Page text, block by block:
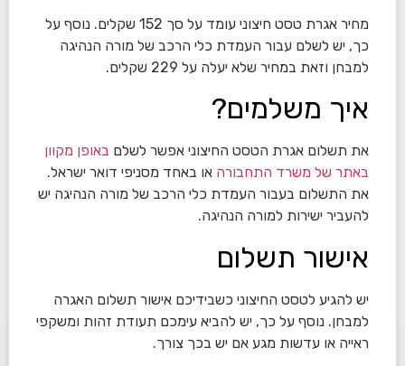
מחיר אגרת טסט חיצוני עומד על סך 152 שקלים. נוסף על
כך, יש לשלם עבור העמדת כלי הרכב של מורה הנהיגה
למבחן וזאת במחיר שלא יעלה על 229 שקלים.
איך משלמים?
את תשלום אגרת הטסט החיצוני אפשר לשלם באופן מקוון
באתר של משרד התחבורה או באחד מסניפי דואר ישראל.
את התשלום בעבור העמדת כלי הרכב של מורה הנהיגה יש
להעביר ישירות למורה הנהיגה.
אישור תשלום
יש להגיע לטסט החיצוני כשבידיכם אישור תשלום האגרה
למבחן. נוסף על כך, יש להביא עימכם תעודת זהות ומשקפי
ראייה או עדשות מגע אם יש בכך צורך.